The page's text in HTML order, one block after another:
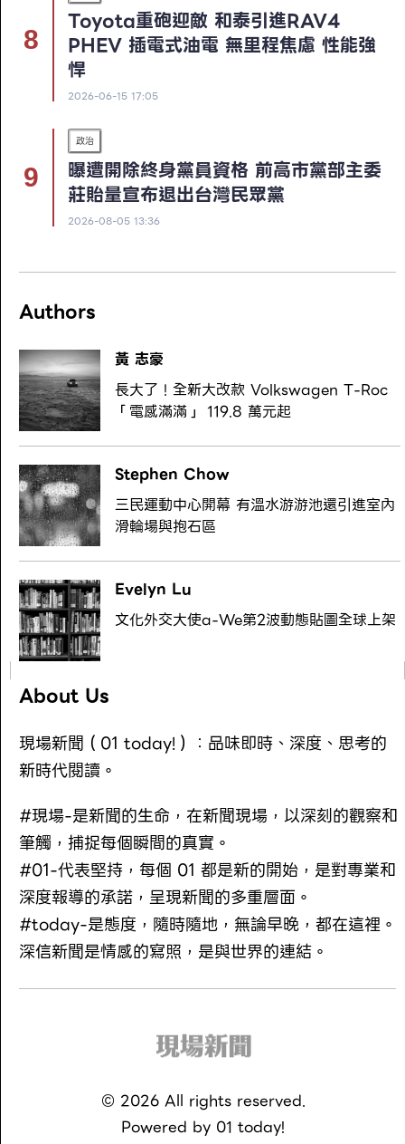
Toyota重砲迎敵 和泰引進RAV4
PHEV 插電式油電 無里程焦慮 性能強
悍
2026-06-15 17:05
政治
曝遭開除終身黨員資格 前高市黨部主委
莊貽量宣布退出台灣民眾黨
2026-08-05 13:36
Authors
黃 志豪
長大了！全新大改款 Volkswagen T-Roc
「電感滿滿」 119.8 萬元起
Stephen Chow
三民運動中心開幕 有溫水游游池還引進室內
滑輪場與抱石區
Evelyn Lu
文化外交大使a-We第2波動態貼圖全球上架
About Us
現場新聞（01 today!）：品味即時、深度、思考的
新時代閱讀。
#現場-是新聞的生命，在新聞現場，以深刻的觀察和
筆觸，捕捉每個瞬間的真實。
#01-代表堅持，每個 01 都是新的開始，是對專業和
深度報導的承諾，呈現新聞的多重層面。
#today-是態度，隨時隨地，無論早晚，都在這裡。
深信新聞是情感的寫照，是與世界的連結。
© 2026All rights reserved.
Powered by 01 today!